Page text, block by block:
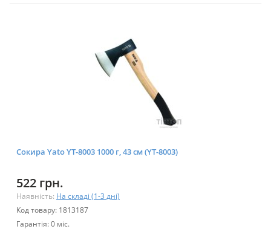
Сокира Yato YT-8003 1000 г, 43 см (YT-8003)
522 грн.
Наявність: На складі (1-3 дні)
Код товару: 1813187
Гарантія: 0 міс.